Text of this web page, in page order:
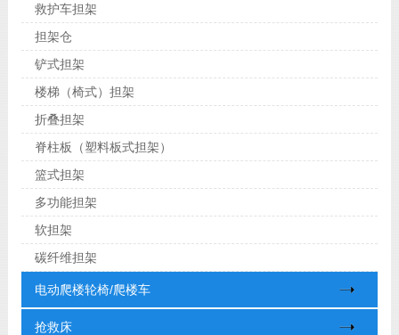
救护车担架
担架仓
铲式担架
楼梯（椅式）担架
折叠担架
脊柱板（塑料板式担架）
篮式担架
多功能担架
软担架
碳纤维担架
电动爬楼轮椅/爬楼车
抢救床